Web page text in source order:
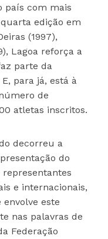
país com mais
edição em
(1997),
Lagoa reforça a
parte da
para já, está à
de
atletas inscritos.
decorreu a
do
e internacionais,
este
nas palavras de
Federação